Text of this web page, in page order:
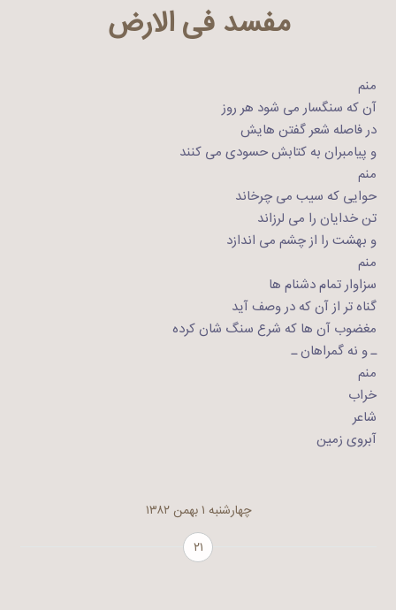
مفسد فی الارض
منم
آن که سنگسار می شود هر روز
در فاصله شعر گفتن هایش
و پیامبران به کتابش حسودی می کنند
منم
حوایی که سیب می چرخاند
تن خدایان را می لرزاند
و بهشت را از چشم می اندازد
منم
سزاوار تمام دشنام ها
گناه تر از آن که در وصف آید
مغضوب آن ها که شرع سنگ شان کرده
ـ و نه گمراهان ـ
منم
خراب
شاعر
آبروی زمین
چهارشنبه ۱ بهمن ۱۳۸۲
۲۱